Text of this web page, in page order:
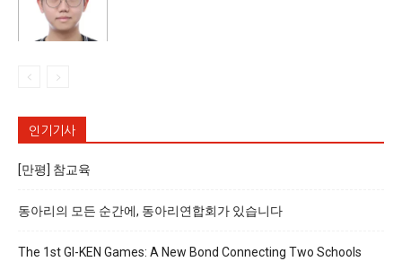
인기기사
[만평] 참교육
동아리의 모든 순간에, 동아리연합회가 있습니다
The 1st GI-KEN Games: A New Bond Connecting Two Schools